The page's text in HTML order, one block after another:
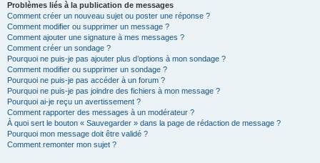
Problèmes liés à la publication de messages
Comment créer un nouveau sujet ou poster une réponse ?
Comment modifier ou supprimer un message ?
Comment ajouter une signature à mes messages ?
Comment créer un sondage ?
Pourquoi ne puis-je pas ajouter plus d’options à mon sondage ?
Comment modifier ou supprimer un sondage ?
Pourquoi ne puis-je pas accéder à un forum ?
Pourquoi ne puis-je pas joindre des fichiers à mon message ?
Pourquoi ai-je reçu un avertissement ?
Comment rapporter des messages à un modérateur ?
À quoi sert le bouton « Sauvegarder » dans la page de rédaction de message ?
Pourquoi mon message doit être validé ?
Comment remonter mon sujet ?